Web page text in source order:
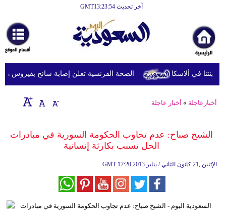
آخر تحديث GMT13:23:54
أخبارعاجلة
رياضة
ثقافة
إقتصاد
وموسيقى
الصحة الفرنسية تعلن إصابة سائح بفيروس هانتا
أخبارعاجلة » أخبار عاجلة
الشيخ صباح: عدم تجاوب الحكومة السورية في مبادرات
الحل تسبب بكارثة إنسانية
GMT 17:20 2013 الإثنين ,21 كانون الثاني / يناير